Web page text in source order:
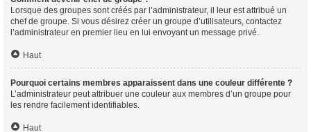
Lorsque des groupes sont créés par l’administrateur, il leur est attribué un
chef de groupe. Si vous désirez créer un groupe d’utilisateurs, contactez
l’administrateur en premier lieu en lui envoyant un message privé.
Haut
Pourquoi certains membres apparaissent dans une couleur différente ?
L’administrateur peut attribuer une couleur aux membres d’un groupe pour
les rendre facilement identifiables.
Haut